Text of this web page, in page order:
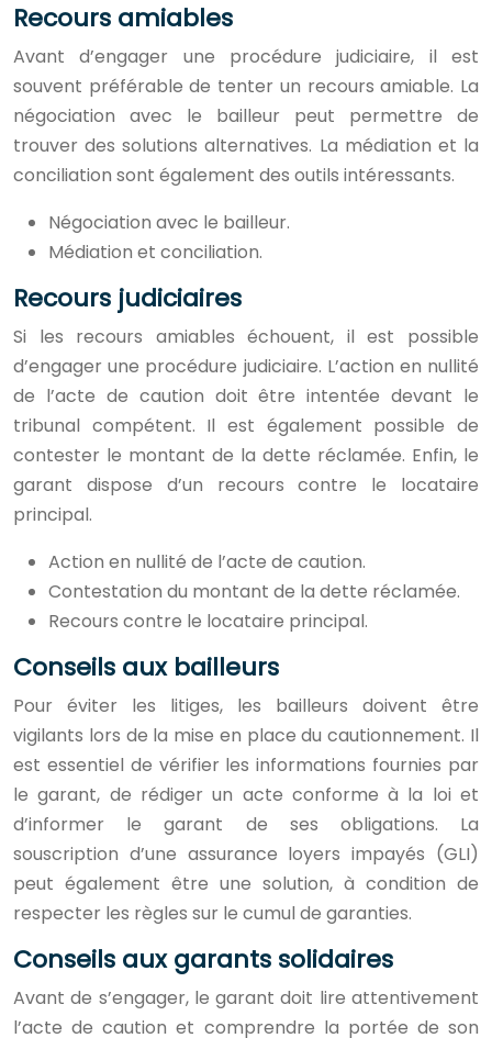
Recours amiables
Avant d’engager une procédure judiciaire, il est
souvent préférable de tenter un recours amiable. La
négociation avec le bailleur peut permettre de
trouver des solutions alternatives. La médiation et la
conciliation sont également des outils intéressants.
Négociation avec le bailleur.
Médiation et conciliation.
Recours judiciaires
Si les recours amiables échouent, il est possible
d’engager une procédure judiciaire. L’action en nullité
de l’acte de caution doit être intentée devant le
tribunal compétent. Il est également possible de
contester le montant de la dette réclamée. Enfin, le
garant dispose d’un recours contre le locataire
principal.
Action en nullité de l’acte de caution.
Contestation du montant de la dette réclamée.
Recours contre le locataire principal.
Conseils aux bailleurs
Pour éviter les litiges, les bailleurs doivent être
vigilants lors de la mise en place du cautionnement. Il
est essentiel de vérifier les informations fournies par
le garant, de rédiger un acte conforme à la loi et
d’informer le garant de ses obligations. La
souscription d’une assurance loyers impayés (GLI)
peut également être une solution, à condition de
respecter les règles sur le cumul de garanties.
Conseils aux garants solidaires
Avant de s’engager, le garant doit lire attentivement
l’acte de caution et comprendre la portée de son